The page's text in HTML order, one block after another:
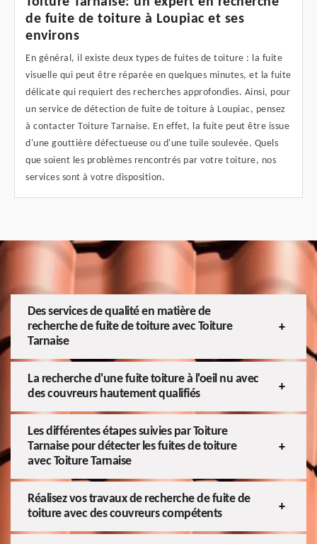
de fuite de toiture à Loupiac et ses
environs
En général, il existe deux types de fuites de toiture : la fuite
visuelle qui peut être réparée en quelques minutes, et la fuite
délicate qui requiert des recherches approfondies. Ainsi, pour
un service de détection de fuite de toiture à Loupiac, pensez
à contacter Toiture Tarnaise. En effet, la fuite peut être issue
d'une gouttière défectueuse ou d'une tuile soulevée. Quels
que soient les problèmes rencontrés par votre toiture, nos
services sont à votre disposition.
Des services de qualité en matière de
recherche de fuite de toiture avec Toiture
Tarnaise
La recherche d'une fuite toiture à l'oeil nu avec
des couvreurs hautement qualifiés
Les différentes étapes suivies par Toiture
Tarnaise pour détecter les fuites de toiture
avec Toiture Tarnaise
Réalisez vos travaux de recherche de fuite de
toiture avec des couvreurs compétents